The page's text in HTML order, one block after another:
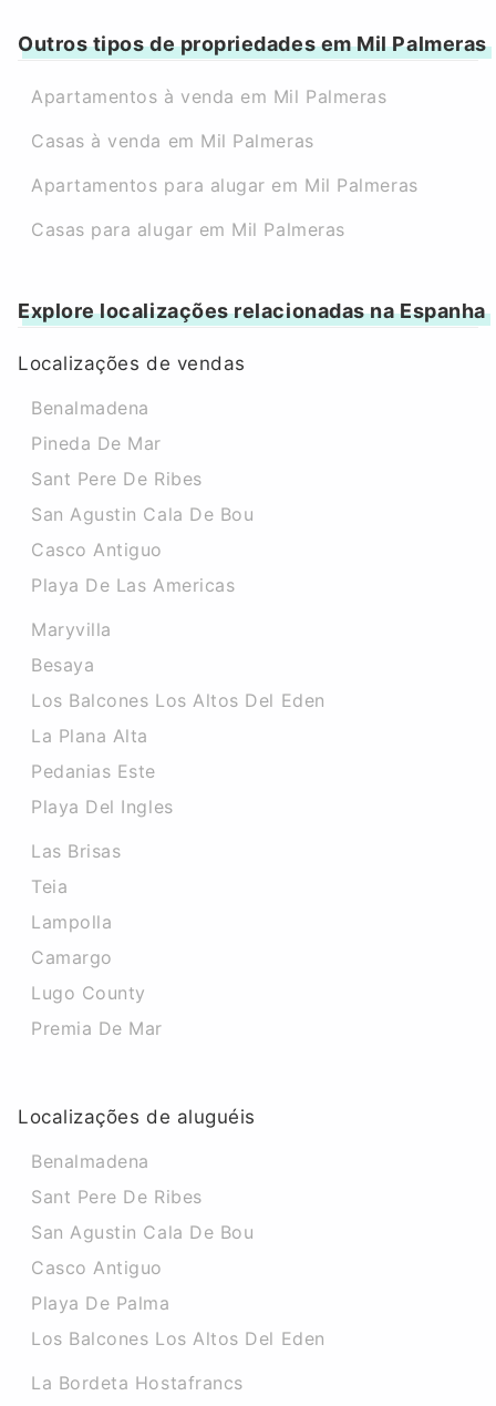
Outros tipos de propriedades em Mil Palmeras
Apartamentos à venda em Mil Palmeras
Casas à venda em Mil Palmeras
Apartamentos para alugar em Mil Palmeras
Casas para alugar em Mil Palmeras
Explore localizações relacionadas na Espanha
Localizações de vendas
Benalmadena
Pineda De Mar
Sant Pere De Ribes
San Agustin Cala De Bou
Casco Antiguo
Playa De Las Americas
Maryvilla
Besaya
Los Balcones Los Altos Del Eden
La Plana Alta
Pedanias Este
Playa Del Ingles
Las Brisas
Teia
Lampolla
Camargo
Lugo County
Premia De Mar
Localizações de aluguéis
Benalmadena
Sant Pere De Ribes
San Agustin Cala De Bou
Casco Antiguo
Playa De Palma
Los Balcones Los Altos Del Eden
La Bordeta Hostafrancs